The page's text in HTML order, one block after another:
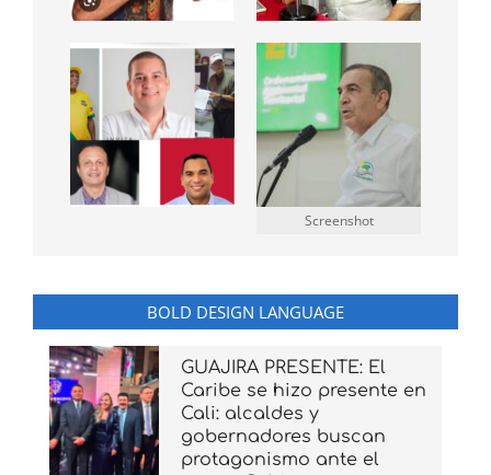
Screenshot
BOLD DESIGN LANGUAGE
GUAJIRA PRESENTE: El
Caribe se hizo presente en
Cali: alcaldes y
gobernadores buscan
protagonismo ante el